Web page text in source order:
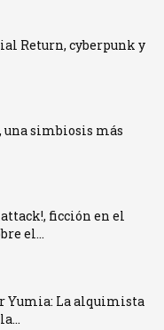
Return, cyberpunk y
simbiosis más
ficción en el
el...
Yumia: La alquimista